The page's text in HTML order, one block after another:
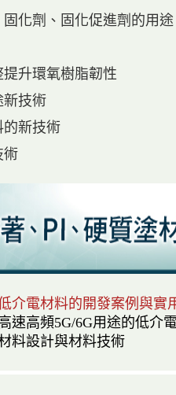
化劑、固化促進劑的用
升環氧樹脂韌性
新技術
的新技術
術
介電材料的開發案例與實
速高頻5G/6G用途的低介
料設計與材料技術